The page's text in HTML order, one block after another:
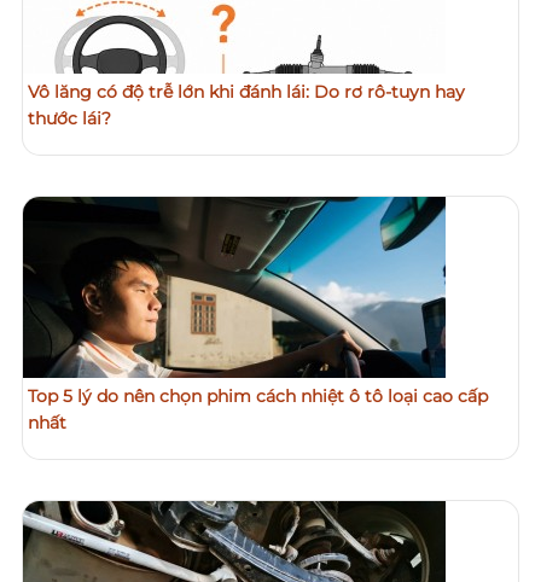
Vô lăng có độ trễ lớn khi đánh lái: Do rơ rô-tuyn hay
thước lái?
Top 5 lý do nên chọn phim cách nhiệt ô tô loại cao cấp
nhất